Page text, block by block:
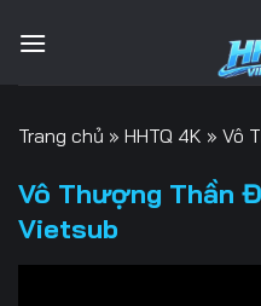
qua
Trang chủ » HHTQ 4K » Vô
Vô Thượng Thần
Vietsub